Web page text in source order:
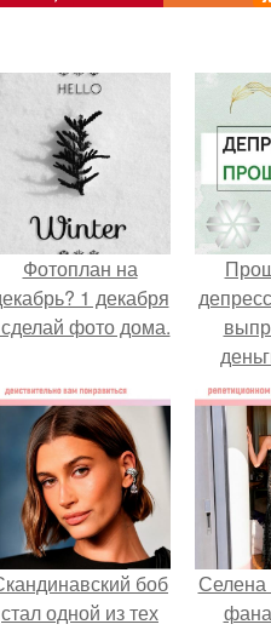
Фотоплан на
1 декабря
фото дома.
боб
стал одной из тех
Селена